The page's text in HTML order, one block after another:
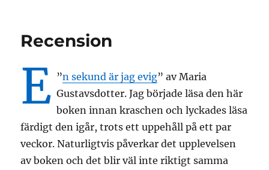
Recension
”
E n sekund är jag evig” av Maria
Gustavsdotter. Jag började läsa den här
boken innan kraschen och lyckades läsa
färdigt den igår, trots ett uppehåll på ett par
veckor. Naturligtvis påverkar det upplevelsen
av boken och det blir väl inte riktigt samma